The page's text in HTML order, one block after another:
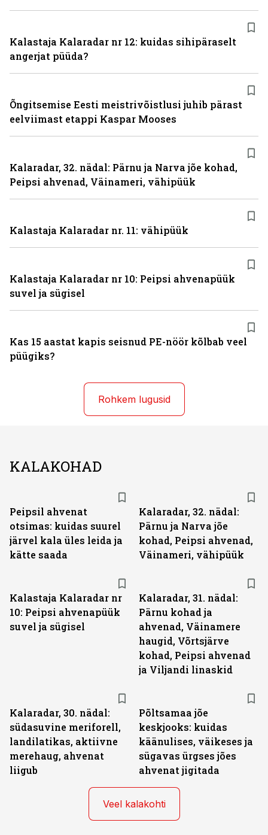
Kalastaja Kalaradar nr 12: kuidas sihipäraselt
angerjat püüda?
Õngitsemise Eesti meistrivõistlusi juhib pärast
eelviimast etappi Kaspar Mooses
Kalaradar, 32. nädal: Pärnu ja Narva jõe kohad,
Peipsi ahvenad, Väinameri, vähipüük
Kalastaja Kalaradar nr. 11: vähipüük
Kalastaja Kalaradar nr 10: Peipsi ahvenapüük
suvel ja sügisel
Kas 15 aastat kapis seisnud PE-nöör kõlbab veel
püügiks?
Rohkem lugusid
KALAKOHAD
Peipsil ahvenat
otsimas: kuidas suurel
järvel kala üles leida ja
kätte saada
Kalaradar, 32. nädal:
Pärnu ja Narva jõe
kohad, Peipsi ahvenad,
Väinameri, vähipüük
Kalastaja Kalaradar nr
10: Peipsi ahvenapüük
suvel ja sügisel
Kalaradar, 31. nädal:
Pärnu kohad ja
ahvenad, Väinamere
haugid, Võrtsjärve
kohad, Peipsi ahvenad
ja Viljandi linaskid
Kalaradar, 30. nädal:
südasuvine meriforell,
landilatikas, aktiivne
merehaug, ahvenat
liigub
Põltsamaa jõe
keskjooks: kuidas
käänulises, väikeses ja
sügavas ürgses jões
ahvenat jigitada
Veel kalakohti